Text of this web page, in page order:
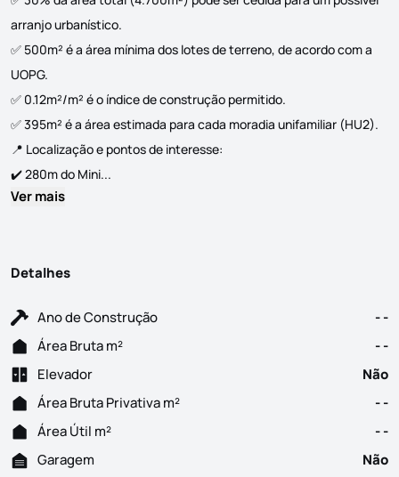
arranjo urbanístico.
✅ 500m² é a área mínima dos lotes de terreno, de acordo com a
UOPG.
✅ 0.12m²/m² é o índice de construção permitido.
✅ 395m² é a área estimada para cada moradia unifamiliar (HU2).
📍 Localização e pontos de interesse:
✔️ 280m do Mini...
Ver mais
Detalhes
Ano de Construção
- -
Área Bruta m²
- -
Elevador
Não
Área Bruta Privativa m²
- -
Área Útil m²
- -
Garagem
Não